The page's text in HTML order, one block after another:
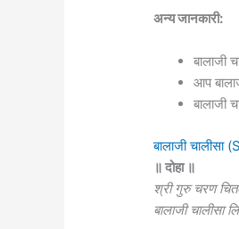
अन्य जानकारी:
बालाजी
आप
बालाजी
बालाजी
॥ दोहा ॥
श्री गुरु चरण
बालाजी चालीसा